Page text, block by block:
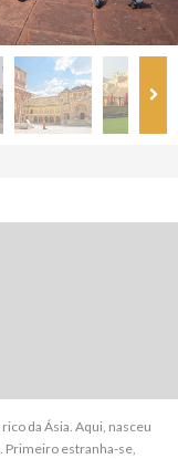
da Ásia. Aqui, nasceu
Primeiro estranha-se,